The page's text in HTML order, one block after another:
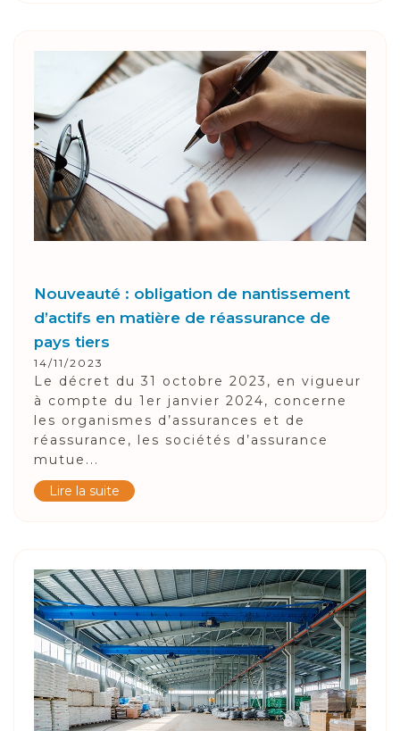
Nouveauté : obligation de nantissement
d’actifs en matière de réassurance de
pays tiers
14/11/2023
Le décret du 31 octobre 2023, en vigueur
à compte du 1er janvier 2024, concerne
les organismes d’assurances et de
réassurance, les sociétés d’assurance
mutue...
Lire la suite